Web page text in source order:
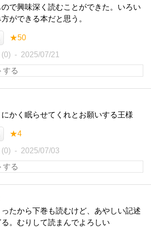
で興味深く読むことができた。いろい
ができる本だと思う。
★50
2025/07/21
かく眠らせてくれとお願いする王様
★4
2025/07/03
たから下巻も読むけど、あやしい記述
。むりして読まんでよろしい